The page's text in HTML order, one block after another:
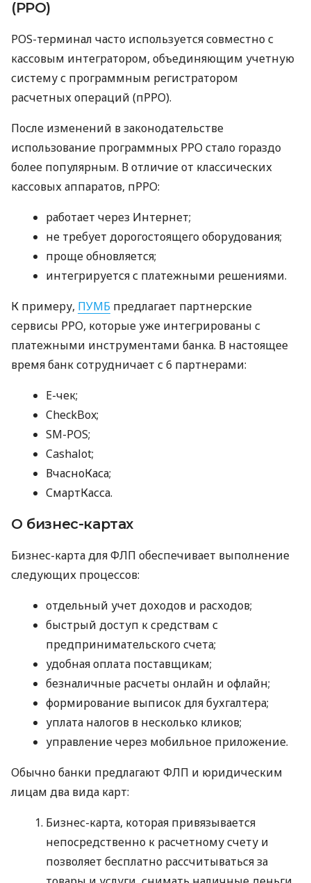
(РРО)
POS-терминал часто используется совместно с
кассовым интегратором, объединяющим учетную
систему с программным регистратором
расчетных операций (пРРО).
После изменений в законодательстве
использование программных РРО стало гораздо
более популярным. В отличие от классических
кассовых аппаратов, пРРО:
работает через Интернет;
не требует дорогостоящего оборудования;
проще обновляется;
интегрируется с платежными решениями.
К примеру, ПУМБ предлагает партнерские
сервисы РРО, которые уже интегрированы с
платежными инструментами банка. В настоящее
время банк сотрудничает с 6 партнерами:
E-чек;
CheckBox;
SM-POS;
Cashalot;
ВчасноКаса;
СмартКасса.
О бизнес-картах
Бизнес-карта для ФЛП обеспечивает выполнение
следующих процессов:
отдельный учет доходов и расходов;
быстрый доступ к средствам с
предпринимательского счета;
удобная оплата поставщикам;
безналичные расчеты онлайн и офлайн;
формирование выписок для бухгалтера;
уплата налогов в несколько кликов;
управление через мобильное приложение.
Обычно банки предлагают ФЛП и юридическим
лицам два вида карт:
Бизнес-карта, которая привязывается
непосредственно к расчетному счету и
позволяет бесплатно рассчитываться за